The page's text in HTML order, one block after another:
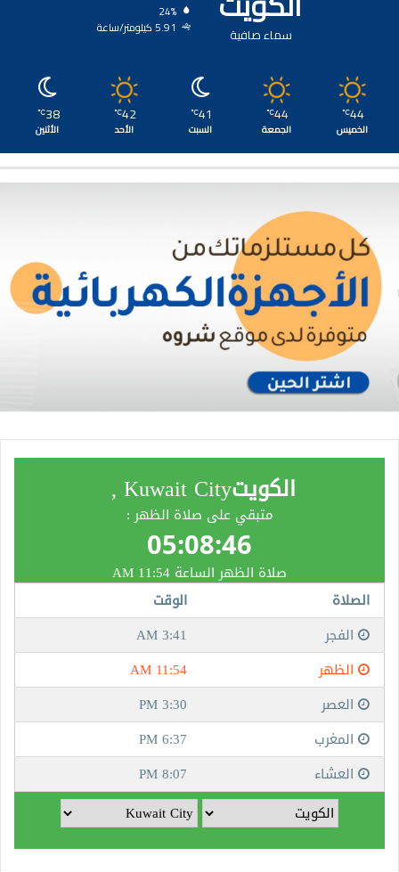
سماء صافية
24%
5.91 كيلومتر/ساعة
44
℃
الخميس
44
℃
الجمعة
41
℃
السبت
42
℃
الأحد
38
℃
الأثنين